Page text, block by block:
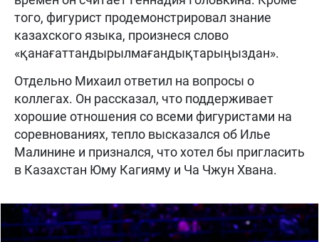
того, фигурист продемонстрировал знание
казахского языка, произнеся слово
«қанағаттандырылмағандықтарыңыздан».
Отдельно Михаил ответил на вопросы о
коллегах. Он рассказал, что поддерживает
хорошие отношения со всеми фигуристами на
соревнованиях, тепло высказался об Илье
Малинине и признался, что хотел бы пригласить
в Казахстан Юму Кагияму и Ча Чжун Хвана.